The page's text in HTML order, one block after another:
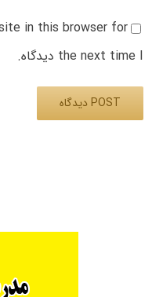
in this browser for
the next time I دیدگاه.